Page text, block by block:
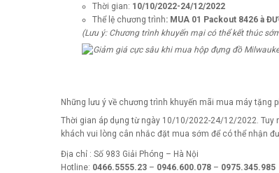
Thời gian: 10/10/2022-24/12/2022
Thể lệ chương trình: MUA 01 Packout 8426 à
(Lưu ý: Chương trình khuyến mại có thể kết thúc
Những lưu ý về chương trình khuyến mãi mua máy tặng
Thời gian áp dụng từ ngày 10/10/2022-24/12/2022.
khách vui lòng cân nhắc đặt mua sớm để có thể nhận
Địa chỉ : Số 983 Giải Phóng – Hà Nội
Hotline: 0466.5555.23 – 0946.600.078 – 0975.345.985